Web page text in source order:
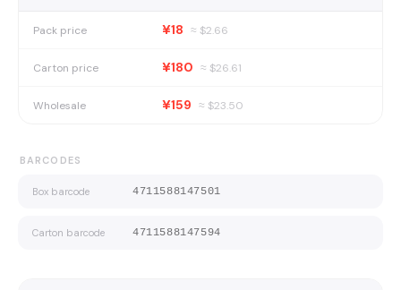
Pack price ¥18 ≈ $2.66
Carton price ¥180 ≈ $26.61
Wholesale ¥159 ≈ $23.50
BARCODES
Box barcode 4711588147501
Carton barcode 4711588147594